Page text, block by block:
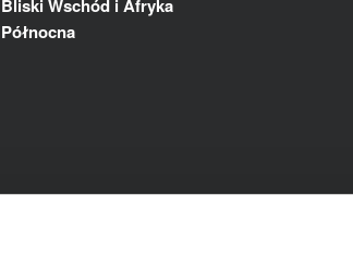
Bliski Wschód i Afryka
Północna